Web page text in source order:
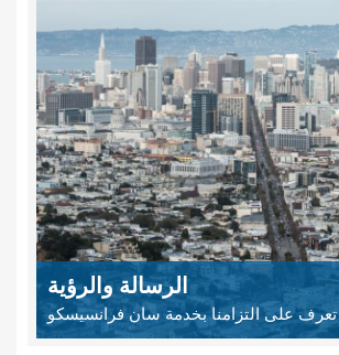
الرسالة والرؤية
تعرف على التزامنا بخدمة سان فرانسيسكو